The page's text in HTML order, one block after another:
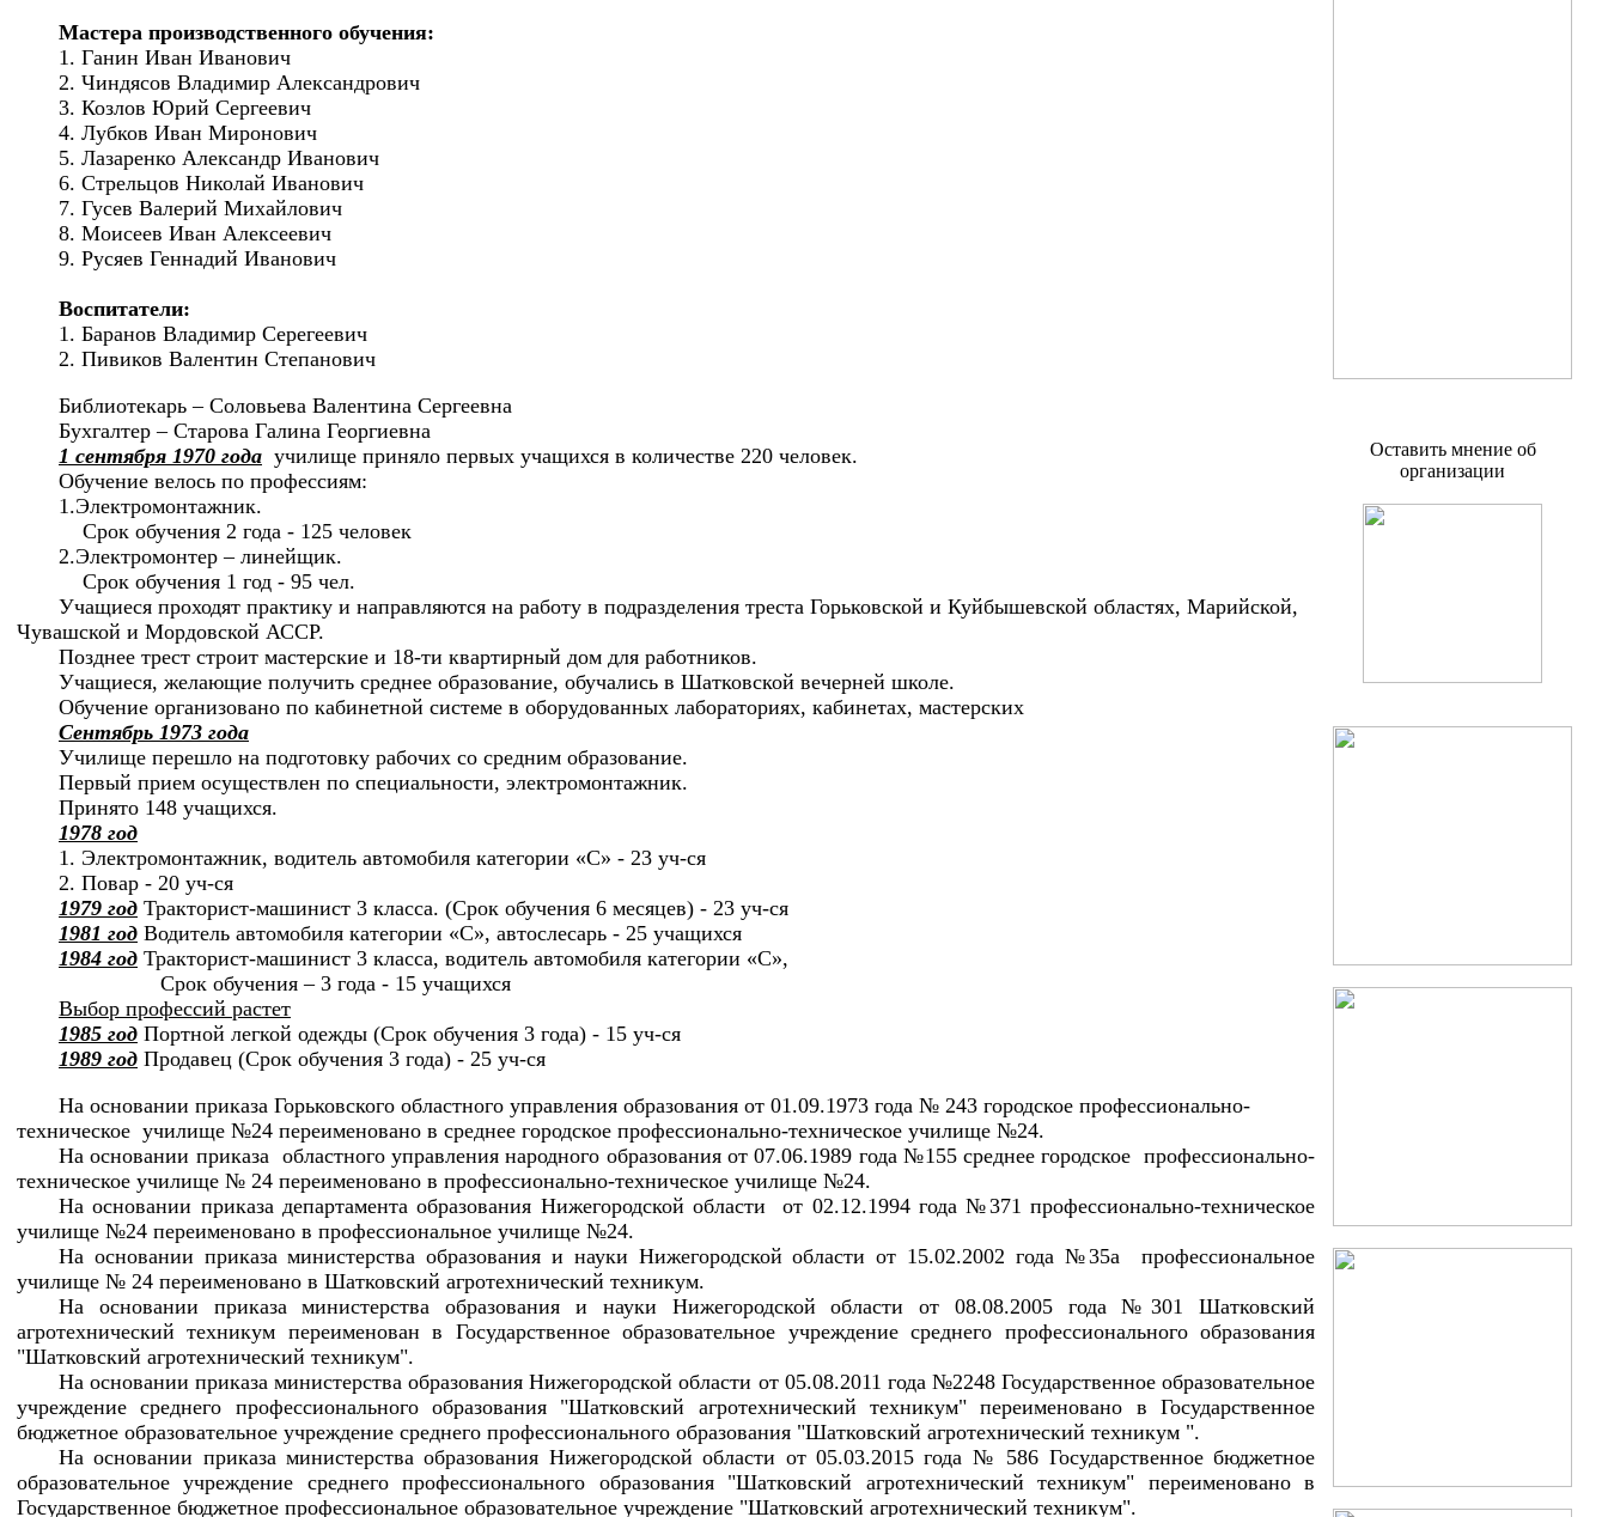
Мастера производственного обучения:
1. Ганин Иван Иванович
2. Чиндясов Владимир Александрович
3. Козлов Юрий Сергеевич
4. Лубков Иван Миронович
5. Лазаренко Александр Иванович
6. Стрельцов Николай Иванович
7. Гусев Валерий Михайлович
8. Моисеев Иван Алексеевич
9. Русяев Геннадий Иванович
Воспитатели:
1. Баранов Владимир Серегеевич
2. Пивиков Валентин Степанович
Библиотекарь – Соловьева Валентина Сергеевна
Бухгалтер – Старова Галина Георгиевна
1 сентября 1970 года училище приняло первых учащихся в количестве 220 человек.
Обучение велось по профессиям:
1.Электромонтажник.
Срок обучения 2 года - 125 человек
2.Электромонтер – линейщик.
Срок обучения 1 год - 95 чел.
Учащиеся проходят практику и направляются на работу в подразделения треста Горьковской и Куйбышевской областях, Марийской,
Чувашской и Мордовской АССР.
Позднее трест строит мастерские и 18-ти квартирный дом для работников.
Учащиеся, желающие получить среднее образование, обучались в Шатковской вечерней школе.
Обучение организовано по кабинетной системе в оборудованных лабораториях, кабинетах, мастерских
Сентябрь 1973 года
Училище перешло на подготовку рабочих со средним образование.
Первый прием осуществлен по специальности, электромонтажник.
Принято 148 учащихся.
1978 год
1. Электромонтажник, водитель автомобиля категории «С» - 23 уч-ся
2. Повар - 20 уч-ся
1979 год Тракторист-машинист 3 класса. (Срок обучения 6 месяцев) - 23 уч-ся
1981 год Водитель автомобиля категории «С», автослесарь - 25 учащихся
1984 год Тракторист-машинист 3 класса, водитель автомобиля категории «С»,
Срок обучения – 3 года - 15 учащихся
Выбор профессий растет
1985 год Портной легкой одежды (Срок обучения 3 года) - 15 уч-ся
1989 год Продавец (Срок обучения 3 года) - 25 уч-ся
На основании приказа Горьковского областного управления образования от 01.09.1973 года № 243 городское профессионально-
техническое училище №24 переименовано в среднее городское профессионально-техническое училище №24.
На основании приказа областного управления народного образования от 07.06.1989 года №155 среднее городское профессионально-
техническое училище № 24 переименовано в профессионально-техническое училище №24.
На основании приказа департамента образования Нижегородской области от 02.12.1994 года №371 профессионально-техническое
училище №24 переименовано в профессиональное училище №24.
На основании приказа министерства образования и науки Нижегородской области от 15.02.2002 года №35а профессиональное
училище № 24 переименовано в Шатковский агротехнический техникум.
На основании приказа министерства образования и науки Нижегородской области от 08.08.2005 года №301 Шатковский
агротехнический техникум переименован в Государственное образовательное учреждение среднего профессионального образования
"Шатковский агротехнический техникум".
На основании приказа министерства образования Нижегородской области от 05.08.2011 года №2248 Государственное образовательное
учреждение среднего профессионального образования "Шатковский агротехнический техникум" переименовано в Государственное
бюджетное образовательное учреждение среднего профессионального образования "Шатковский агротехнический техникум ".
На основании приказа министерства образования Нижегородской области от 05.03.2015 года № 586 Государственное бюджетное
образовательное учреждение среднего профессионального образования "Шатковский агротехнический техникум" переименовано в
Государственное бюджетное профессиональное образовательное учреждение "Шатковский агротехнический техникум".
Оставить мнение об
организации